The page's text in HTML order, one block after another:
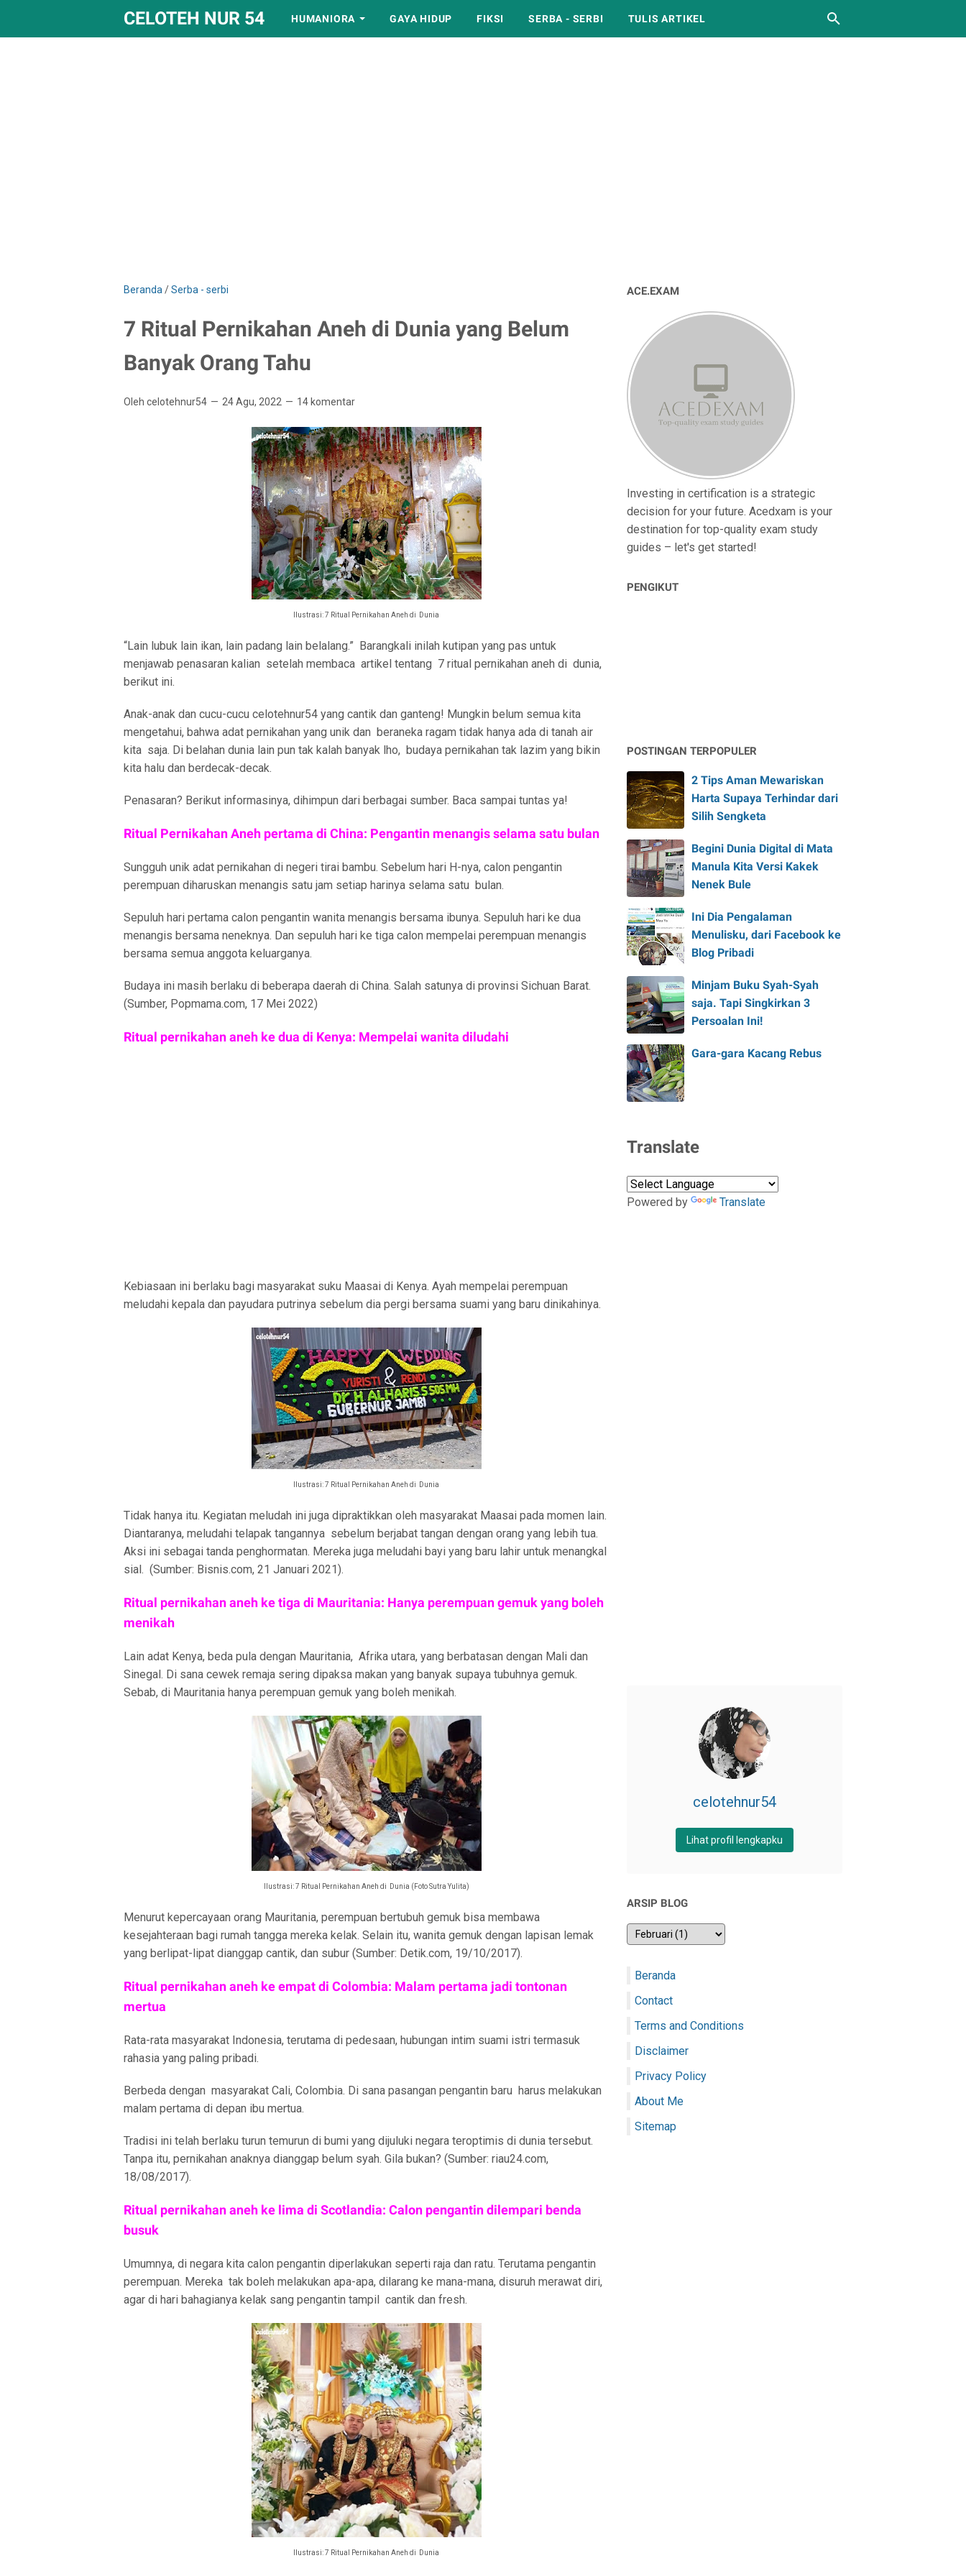
CELOTEH NUR 54 HUMANIORA GAYA HIDUP FIKSI SERBA - SERBI TULIS ARTIKEL
Beranda /Serba - serbi
7 Ritual Pernikahan Aneh di Dunia yang Belum
Banyak Orang Tahu
Oleh celotehnur54 24 Agu, 2022 14 komentar
Ilustrasi: 7 Ritual Pernikahan Aneh di Dunia
“Lain lubuk lain ikan, lain padang lain belalang.” Barangkali inilah kutipan yang pas untuk
menjawab penasaran kalian setelah membaca artikel tentang 7 ritual pernikahan aneh di dunia,
berikut ini.
Anak-anak dan cucu-cucu celotehnur54 yang cantik dan ganteng! Mungkin belum semua kita
mengetahui, bahwa adat pernikahan yang unik dan beraneka ragam tidak hanya ada di tanah air
kita saja. Di belahan dunia lain pun tak kalah banyak lho, budaya pernikahan tak lazim yang bikin
kita halu dan berdecak-decak.
Penasaran? Berikut informasinya, dihimpun dari berbagai sumber. Baca sampai tuntas ya!
Ritual Pernikahan Aneh pertama di China: Pengantin menangis selama satu bulan
Sungguh unik adat pernikahan di negeri tirai bambu. Sebelum hari H-nya, calon pengantin
perempuan diharuskan menangis satu jam setiap harinya selama satu bulan.
Sepuluh hari pertama calon pengantin wanita menangis bersama ibunya. Sepuluh hari ke dua
menangis bersama neneknya. Dan sepuluh hari ke tiga calon mempelai perempuan menangis
bersama semua anggota keluarganya.
Budaya ini masih berlaku di beberapa daerah di China. Salah satunya di provinsi Sichuan Barat.
(Sumber, Popmama.com, 17 Mei 2022)
Ritual pernikahan aneh ke dua di Kenya: Mempelai wanita diludahi
Kebiasaan ini berlaku bagi masyarakat suku Maasai di Kenya. Ayah mempelai perempuan
meludahi kepala dan payudara putrinya sebelum dia pergi bersama suami yang baru dinikahinya.
Ilustrasi: 7 Ritual Pernikahan Aneh di Dunia
Tidak hanya itu. Kegiatan meludah ini juga dipraktikkan oleh masyarakat Maasai pada momen lain.
Diantaranya, meludahi telapak tangannya sebelum berjabat tangan dengan orang yang lebih tua.
Aksi ini sebagai tanda penghormatan. Mereka juga meludahi bayi yang baru lahir untuk menangkal
sial. (Sumber: Bisnis.com, 21 Januari 2021).
Ritual pernikahan aneh ke tiga di Mauritania: Hanya perempuan gemuk yang boleh
menikah
Lain adat Kenya, beda pula dengan Mauritania, Afrika utara, yang berbatasan dengan Mali dan
Sinegal. Di sana cewek remaja sering dipaksa makan yang banyak supaya tubuhnya gemuk.
Sebab, di Mauritania hanya perempuan gemuk yang boleh menikah.
Ilustrasi: 7 Ritual Pernikahan Aneh di Dunia (Foto Sutra Yulita)
Menurut kepercayaan orang Mauritania, perempuan bertubuh gemuk bisa membawa
kesejahteraan bagi rumah tangga mereka kelak. Selain itu, wanita gemuk dengan lapisan lemak
yang berlipat-lipat dianggap cantik, dan subur (Sumber: Detik.com, 19/10/2017).
Ritual pernikahan aneh ke empat di Colombia: Malam pertama jadi tontonan
mertua
Rata-rata masyarakat Indonesia, terutama di pedesaan, hubungan intim suami istri termasuk
rahasia yang paling pribadi.
Berbeda dengan masyarakat Cali, Colombia. Di sana pasangan pengantin baru harus melakukan
malam pertama di depan ibu mertua.
Tradisi ini telah berlaku turun temurun di bumi yang dijuluki negara teroptimis di dunia tersebut.
Tanpa itu, pernikahan anaknya dianggap belum syah. Gila bukan? (Sumber: riau24.com,
18/08/2017).
Ritual pernikahan aneh ke lima di Scotlandia: Calon pengantin dilempari benda
busuk
Umumnya, di negara kita calon pengantin diperlakukan seperti raja dan ratu. Terutama pengantin
perempuan. Mereka tak boleh melakukan apa-apa, dilarang ke mana-mana, disuruh merawat diri,
agar di hari bahagianya kelak sang pengantin tampil cantik dan fresh.
Ilustrasi: 7 Ritual Pernikahan Aneh di Dunia
ACE.EXAM
Investing in certification is a strategic
decision for your future. Acedxam is your
destination for top-quality exam study
guides – let's get started!
PENGIKUT
POSTINGAN TERPOPULER
2 Tips Aman Mewariskan
Harta Supaya Terhindar dari
Silih Sengketa
Begini Dunia Digital di Mata
Manula Kita Versi Kakek
Nenek Bule
Ini Dia Pengalaman
Menulisku, dari Facebook ke
Blog Pribadi
Minjam Buku Syah-Syah
saja. Tapi Singkirkan 3
Persoalan Ini!
Gara-gara Kacang Rebus
Translate
Powered by Translate
celotehnur54
Lihat profil lengkapku
ARSIP BLOG
Beranda
Contact
Terms and Conditions
Disclaimer
Privacy Policy
About Me
Sitemap